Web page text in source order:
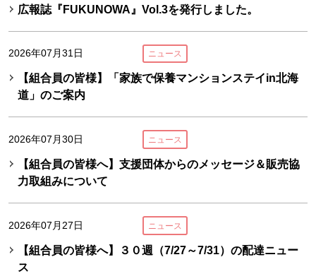
広報誌『FUKUNOWA』Vol.3を発行しました。
2026年07月31日 ニュース
【組合員の皆様】「家族で保養マンションステイin北海
道」のご案内
2026年07月30日 ニュース
【組合員の皆様へ】支援団体からのメッセージ＆販売協
力取組みについて
2026年07月27日 ニュース
【組合員の皆様へ】３０週（7/27～7/31）の配達ニュー
ス